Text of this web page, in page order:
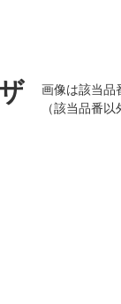
画像は該当品
（該当品番